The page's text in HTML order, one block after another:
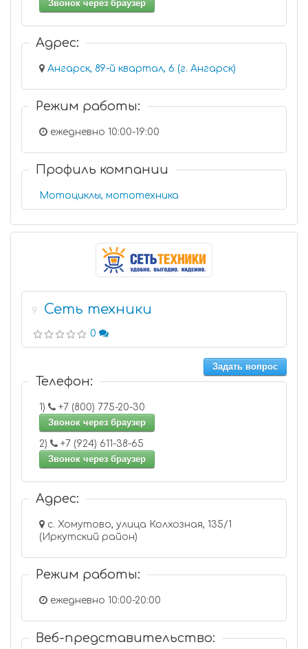
Звонок через браузер
Адрес:
Ангарск, 89-й квартал, 6 (г. Ангарск)
Режим работы:
ежедневно 10:00-19:00
Профиль компании
Мотоциклы, мототехника
9 Сеть техники
0
Задать вопрос
Телефон:
1)
+7 (800) 775-20-30
Звонок через браузер
2)
+7 (924) 611-38-65
Звонок через браузер
Адрес:
с. Хомутово, улица Колхозная, 135/1
(Иркутский район)
Режим работы:
ежедневно 10:00-20:00
Веб-представительство: